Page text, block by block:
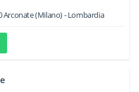
Arconate(Milano) -Lombardia